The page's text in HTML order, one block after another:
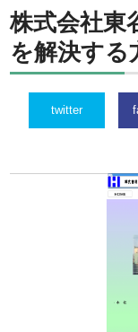
株式会社東
を解決する
twitter